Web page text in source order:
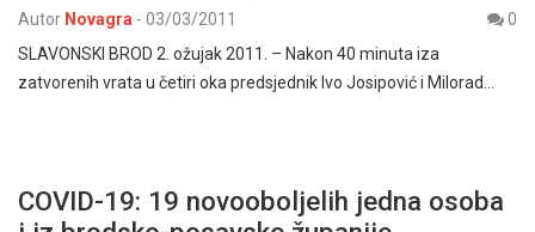
Autor Novagra - 03/03/2011
0
SLAVONSKI BROD 2. ožujak 2011. – Nakon 40 minuta iza
zatvorenih vrata u četiri oka predsjednik Ivo Josipović i Milorad…
COVID-19: 19 novooboljelih jedna osoba